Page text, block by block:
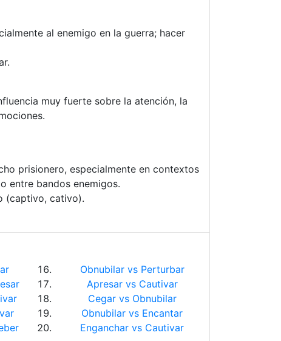
al enemigo en la guerra; hacer
muy fuerte sobre la atención, la
prisionero, especialmente en contextos
entre bandos enemigos.
(captivo, cativo).
Obnubilar vs Perturbar
Apresar vs Cautivar
Cegar vs Obnubilar
Obnubilar vs Encantar
Enganchar vs Cautivar